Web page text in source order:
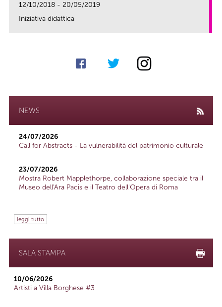
12/10/2018 - 20/05/2019
Iniziativa didattica
NEWS
24/07/2026
Call for Abstracts - La vulnerabilità del patrimonio culturale
23/07/2026
Mostra Robert Mapplethorpe, collaborazione speciale tra il
Museo dell'Ara Pacis e il Teatro dell'Opera di Roma
leggi tutto
SALA STAMPA
10/06/2026
Artisti a Villa Borghese #3